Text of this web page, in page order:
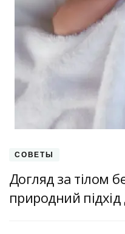
СОВЕТЫ
Догляд за тілом
природний підхід